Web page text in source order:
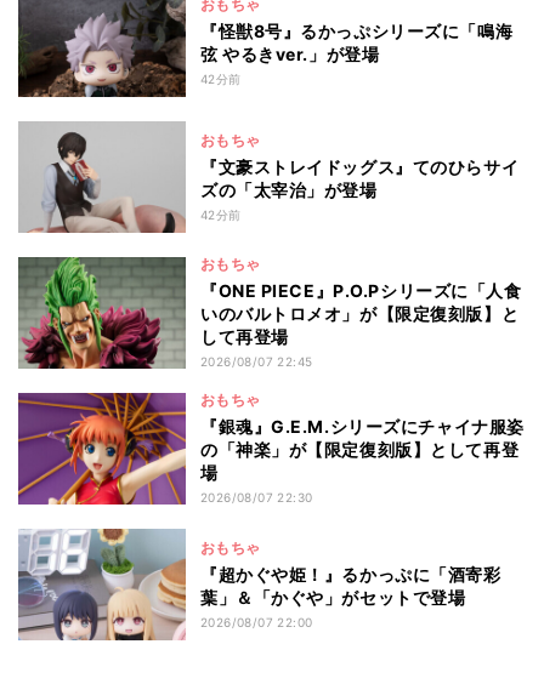
おもちゃ
『怪獣8号』るかっぷシリーズに「鳴海
弦 やるきver.」が登場
42分前
おもちゃ
『文豪ストレイドッグス』てのひらサイ
ズの「太宰治」が登場
42分前
おもちゃ
『ONE PIECE』P.O.Pシリーズに「人食
いのバルトロメオ」が【限定復刻版】と
して再登場
2026/08/07 22:45
おもちゃ
『銀魂』G.E.M.シリーズにチャイナ服姿
の「神楽」が【限定復刻版】として再登
場
2026/08/07 22:30
おもちゃ
『超かぐや姫！』るかっぷに「酒寄彩
葉」＆「かぐや」がセットで登場
2026/08/07 22:00